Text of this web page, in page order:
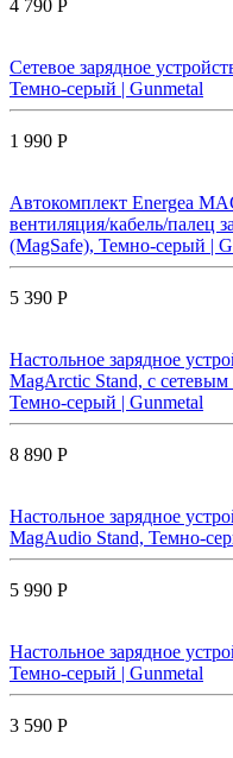
4 790 Р
Сетевое зарядное
Темно-серый | Gunmetal
1 990 Р
Автокомплект Energea
вентиляция/кабель/палец
(MagSafe), Темно-серый |
5 390 Р
Настольное зарядное
MagArctic Stand, с
Темно-серый | Gunmetal
8 890 Р
Настольное зарядное
MagAudio Stand, Темно-
5 990 Р
Настольное зарядное
Темно-серый | Gunmetal
3 590 Р